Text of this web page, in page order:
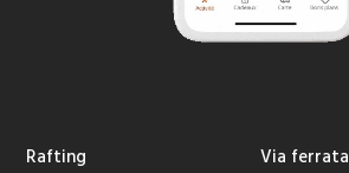
Rafting Via ferrata